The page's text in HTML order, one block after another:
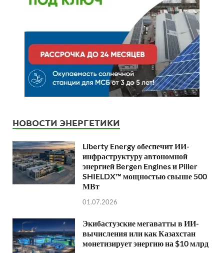
НОВОСТИ ЭНЕРГЕТИКИ
Liberty Energy обеспечит ИИ-
инфраструктуру автономной
энергией Bergen Engines и Piller
SHIELDX™ мощностью свыше 500
МВт
01.07.2026
Экибастузские мегаватты в ИИ-
вычисления или как Казахстан
монетизирует энергию на $10 млрд